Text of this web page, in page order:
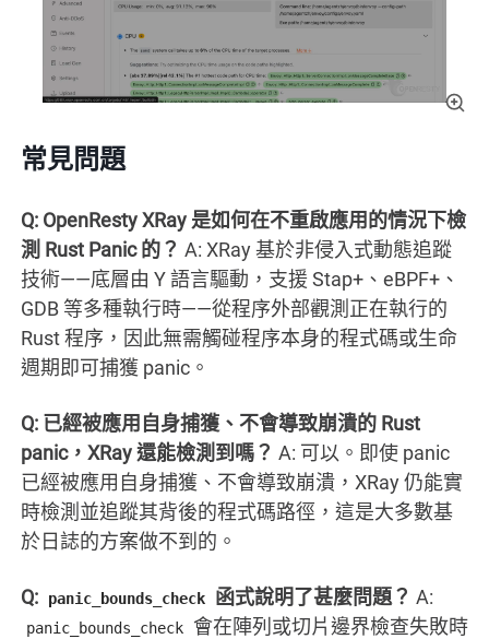
常見問題
Q: OpenResty XRay 是如何在不重啟應用的情況下檢
測 Rust Panic 的？ A: XRay 基於非侵入式動態追蹤
技術——底層由 Y 語言驅動，支援 Stap+、eBPF+、
GDB 等多種執行時——從程序外部觀測正在執行的
Rust 程序，因此無需觸碰程序本身的程式碼或生命
週期即可捕獲 panic。
Q: 已經被應用自身捕獲、不會導致崩潰的 Rust
panic，XRay 還能檢測到嗎？ A: 可以。即使 panic
已經被應用自身捕獲、不會導致崩潰，XRay 仍能實
時檢測並追蹤其背後的程式碼路徑，這是大多數基
於日誌的方案做不到的。
Q: panic_bounds_check 函式說明了甚麼問題？ A:
panic_bounds_check
會在陣列或切片邊界檢查失敗時